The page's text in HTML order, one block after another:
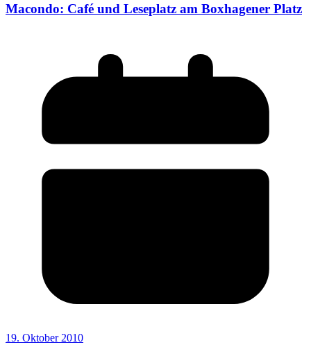
Macondo: Café und Leseplatz am Boxhagener Platz
19. Oktober 2010